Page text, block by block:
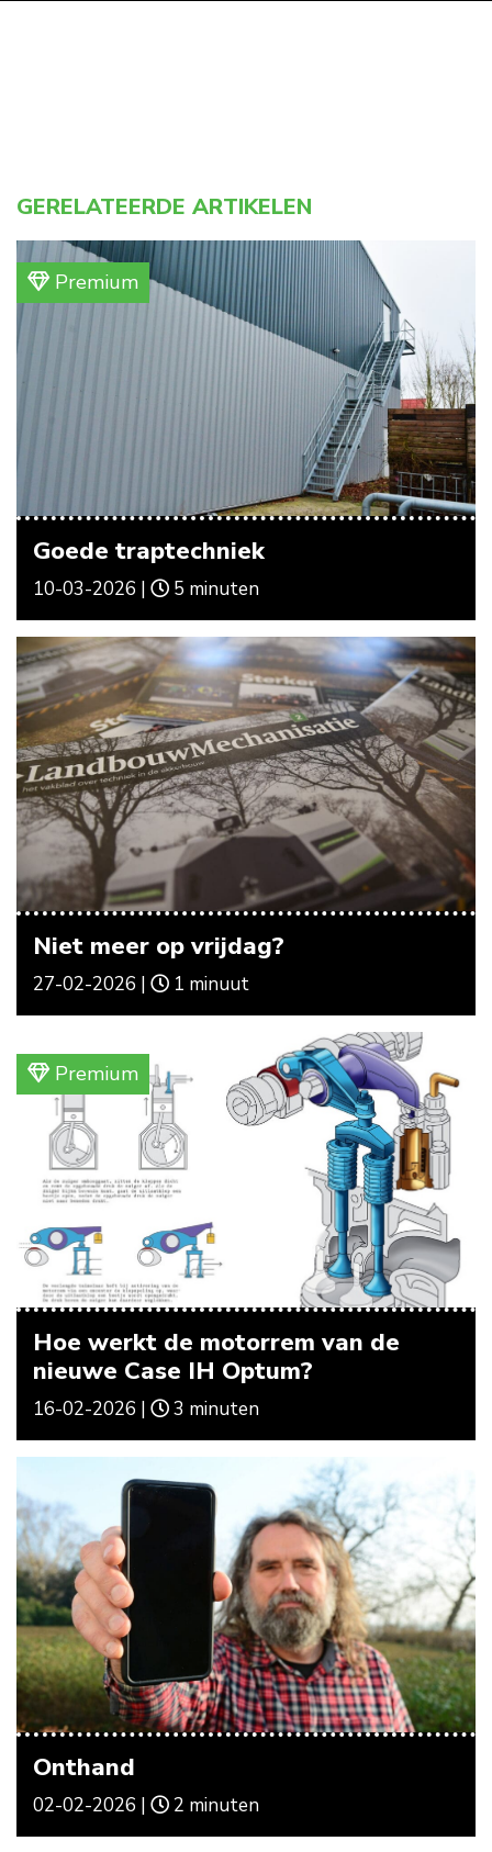
GERELATEERDE ARTIKELEN
Premium
Goede traptechniek
10-03-2026 | 5 minuten
Niet meer op vrijdag?
27-02-2026 | 1 minuut
Premium
Hoe werkt de motorrem van de
nieuwe Case IH Optum?
16-02-2026 | 3 minuten
Onthand
02-02-2026 | 2 minuten